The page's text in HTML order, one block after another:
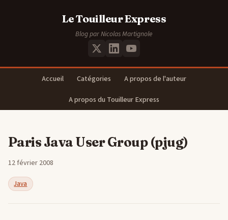
Le Touilleur Express
Blog par Nicolas Martignole
Accueil Catégories
A propos de l'auteur
A propos du Touilleur Express
Paris Java User Group (pjug)
12 février 2008
Java